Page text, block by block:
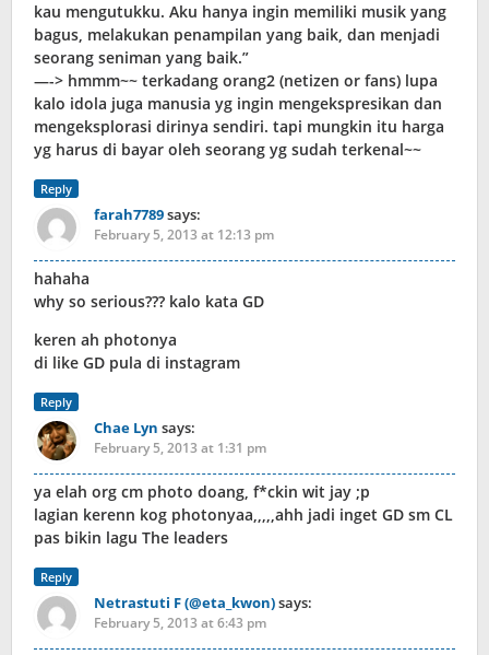
kau mengutukku. Aku hanya ingin memiliki musik yang
bagus, melakukan penampilan yang baik, dan menjadi
seorang seniman yang baik.”
—-> hmmm~~ terkadang orang2 (netizen or fans) lupa
kalo idola juga manusia yg ingin mengekspresikan dan
mengeksplorasi dirinya sendiri. tapi mungkin itu harga
yg harus di bayar oleh seorang yg sudah terkenal~~
Reply
farah7789says:
February 5, 2013 at 12:13 pm
hahaha
why so serious??? kalo kata GD
keren ah photonya
di like GD pula di instagram
Reply
Chae Lyn says:
February 5, 2013 at 1:31 pm
ya elah org cm photo doang, f*ckin wit jay ;p
lagian kerenn kog photonyaa,,,,,ahh jadi inget GD sm CL
pas bikin lagu The leaders
Reply
Netrastuti F (@eta_kwon)says:
February 5, 2013 at 6:43 pm